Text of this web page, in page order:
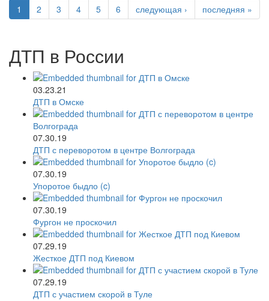
1 2 3 4 5 6 следующая › последняя »
ДТП в России
03.23.21
ДТП в Омске
07.30.19
ДТП с переворотом в центре Волгограда
07.30.19
Упоротое быдло (c)
07.30.19
Фургон не проскочил
07.29.19
Жесткое ДТП под Киевом
07.29.19
ДТП с участием скорой в Туле